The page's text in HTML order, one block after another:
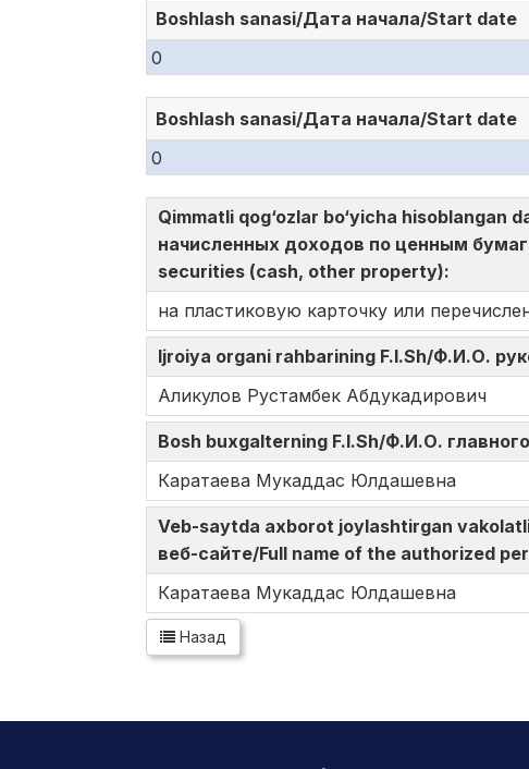
Boshlash sanasi/Дата начала/Start date
0
Boshlash sanasi/Дата начала/Start date
0
Qimmatli qog‘ozlar bo‘yicha hisoblangan
начисленных доходов по ценным
securities (cash, other property):
на пластиковую карточку или
Ijroiya organi rahbarining F.I.Sh/Ф.И.О.
Аликулов Рустамбек Абдукадирович
Bosh buxgalterning F.I.Sh/Ф.И.О.
Каратаева Мукаддас Юлдашевна
Veb-saytda axborot joylashtirgan
веб-сайте/Full name of the authorized
Каратаева Мукаддас Юлдашевна
Назад